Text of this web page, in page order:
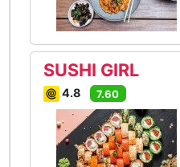
SUSHI GIRL
4.8 7.60